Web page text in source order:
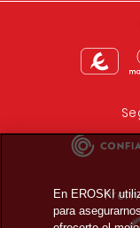
En EROSKI
para